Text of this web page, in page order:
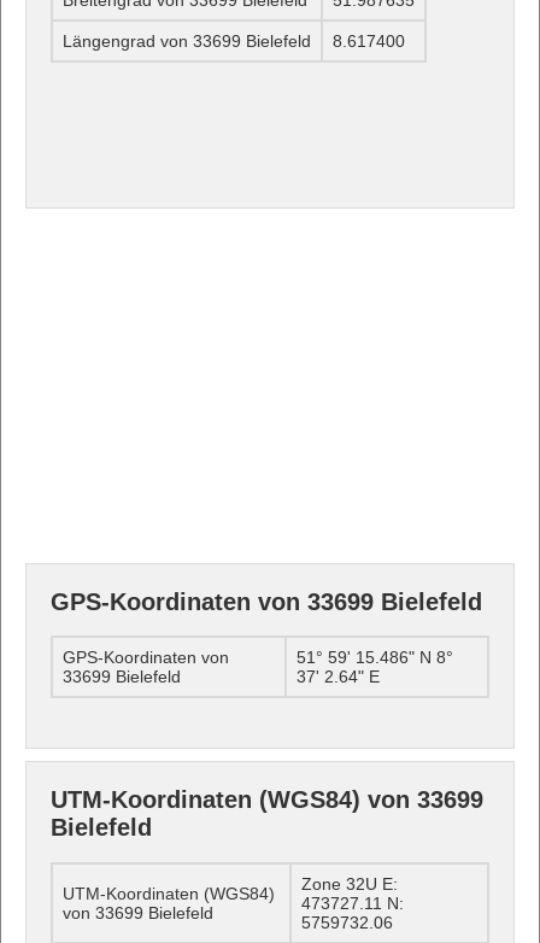
Längengrad von 33699 Bielefeld 8.617400
GPS-Koordinaten von 33699 Bielefeld
GPS-Koordinaten von
33699 Bielefeld
51° 59' 15.486" N 8°
37' 2.64" E
UTM-Koordinaten (WGS84) von 33699
Bielefeld
UTM-Koordinaten (WGS84)
von 33699 Bielefeld
Zone 32U E:
473727.11 N:
5759732.06